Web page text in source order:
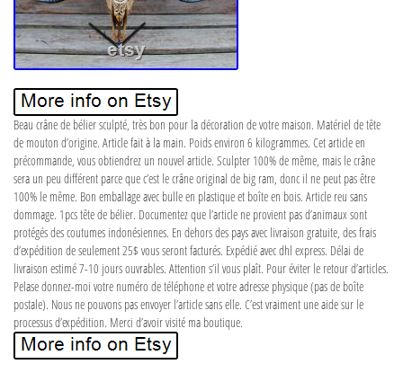
Beau crâne de bélier sculpté, très bon pour la décoration de votre maison. Matériel de tête
de mouton d’origine. Article fait à la main. Poids environ 6 kilogrammes. Cet article en
précommande, vous obtiendrez un nouvel article. Sculpter 100% de même, mais le crâne
sera un peu différent parce que c’est le crâne original de big ram, donc il ne peut pas être
100% le même. Bon emballage avec bulle en plastique et boîte en bois. Article reu sans
dommage. 1pcs tête de bélier. Documentez que l’article ne provient pas d’animaux sont
protégés des coutumes indonésiennes. En dehors des pays avec livraison gratuite, des frais
d’expédition de seulement 25$ vous seront facturés. Expédié avec dhl express. Délai de
livraison estimé 7-10 jours ouvrables. Attention s’il vous plaît. Pour éviter le retour d’articles.
Pelase donnez-moi votre numéro de téléphone et votre adresse physique (pas de boîte
postale). Nous ne pouvons pas envoyer l’article sans elle. C’est vraiment une aide sur le
processus d’expédition. Merci d’avoir visité ma boutique.